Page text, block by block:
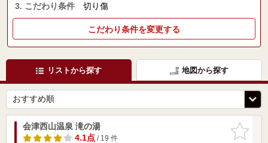
3. こだわり条件 切り傷
こだわり条件を変更する
リストから探す 地図から探す
お気に入
りに追加
会津西山温泉 滝の湯
4.1点/ 19 件